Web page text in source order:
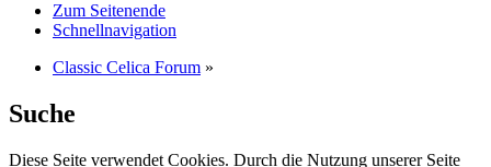
Zum Seitenende
Schnellnavigation
Classic Celica Forum »
Suche
Diese Seite verwendet Cookies. Durch die Nutzung unserer Seite